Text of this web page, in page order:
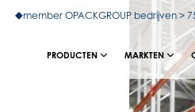
member OPACKGROUP bedrijven >
PRODUCTEN MARKTEN